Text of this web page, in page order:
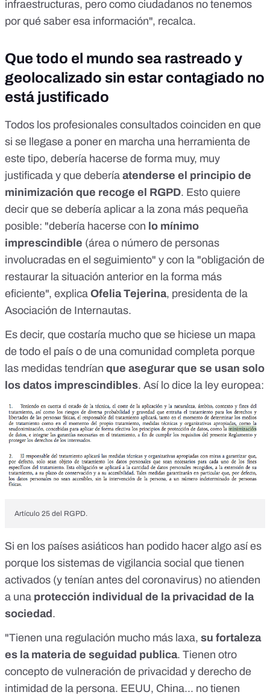
infraestructuras, pero como ciudadanos no tenemos
por qué saber esa información", recalca.
Que todo el mundo sea rastreado y
geolocalizado sin estar contagiado no
está justificado
Todos los profesionales consultados coinciden en que
si se llegase a poner en marcha una herramienta de
este tipo, debería hacerse de forma muy, muy
justificada y que debería atenderse el principio de
minimización que recoge el RGPD. Esto quiere
decir que se debería aplicar a la zona más pequeña
posible: "debería hacerse con lo mínimo
imprescindible (área o número de personas
involucradas en el seguimiento" y con la "obligación de
restaurar la situación anterior en la forma más
eficiente", explica Ofelia Tejerina, presidenta de la
Asociación de Internautas.
Es decir, que costaría mucho que se hiciese un mapa
de todo el país o de una comunidad completa porque
las medidas tendrían que asegurar que se usan solo
los datos imprescindibles. Así lo dice la ley europea:
Artículo 25 del RGPD.
Si en los países asiáticos han podido hacer algo así es
porque los sistemas de vigilancia social que tienen
activados (y tenían antes del coronavirus) no atienden
a una protección individual de la privacidad de la
sociedad.
"Tienen una regulación mucho más laxa, su fortaleza
es la materia de seguidad publica. Tienen otro
concepto de vulneración de privacidad y derecho de
intimidad de la persona. EEUU, China... no tienen